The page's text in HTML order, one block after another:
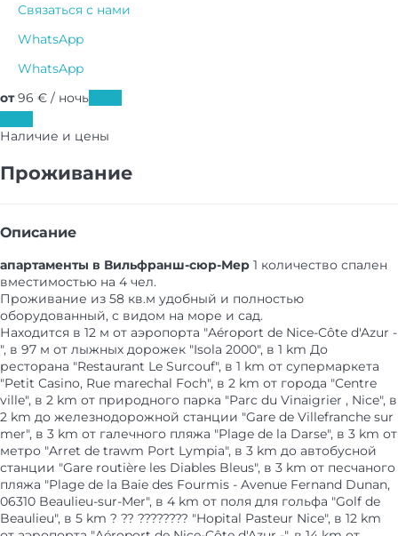
Связаться с нами
WhatsApp
WhatsApp
от96 € / ночь
Наличие и цены
Проживание
Описание
апартаменты в Вильфранш-сюр-Мер 1 количество спален
вместимостью на 4 чел.
Проживание из 58 кв.м удобный и полностью
оборудованный, с видом на море и сад.
Находится в 12 м от аэропорта "Aéroport de Nice-Côte d'Azur -
", в 97 м от лыжных дорожек "Isola 2000", в 1 km До
ресторана "Restaurant Le Surcouf", в 1 km от супермаркета
"Petit Casino, Rue marechal Foch", в 2 km от города "Centre
ville", в 2 km от природного парка "Parc du Vinaigrier , Nice", в
2 km до железнодорожной станции "Gare de Villefranche sur
mer", в 3 km от галечного пляжа "Plage de la Darse", в 3 km от
метро "Arret de trawm Port Lympia", в 3 km до автобусной
станции "Gare routière les Diables Bleus", в 3 km от песчаного
пляжа "Plage de la Baie des Fourmis - Avenue Fernand Dunan,
06310 Beaulieu-sur-Mer", в 4 km от поля для гольфа "Golf de
Beaulieu", в 5 km ? ?? ???????? "Hopital Pasteur Nice", в 12 km